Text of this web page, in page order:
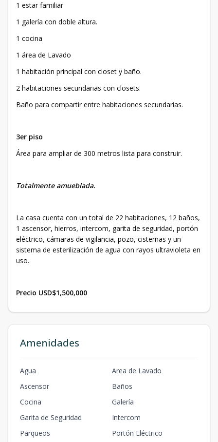
1 estar familiar
1 galería con doble altura.
1 cocina
1 área de Lavado
1 habitación principal con closet y baño.
2 habitaciones secundarias con closets.
Baño para compartir entre habitaciones secundarias.
3er piso
Área para ampliar de 300 metros lista para construir.
Totalmente amueblada.
La casa cuenta con un total de 22 habitaciones, 12 baños,
1 ascensor, hierros, intercom, garita de seguridad, portón
eléctrico, cámaras de vigilancia, pozo, cisternas y un
sistema de esterilización de agua con rayos ultravioleta en
uso.
Precio USD$1,500,000
Amenidades
Agua
Area de Lavado
Ascensor
Baños
Cocina
Galería
Garita de Seguridad
Intercom
Parqueos
Portón Eléctrico